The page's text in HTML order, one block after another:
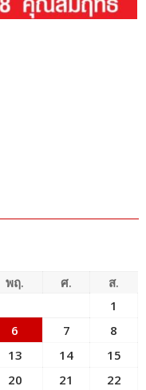
พฤ. ศ.
ส.
1
6 7
8
13 14
15
20 21
22